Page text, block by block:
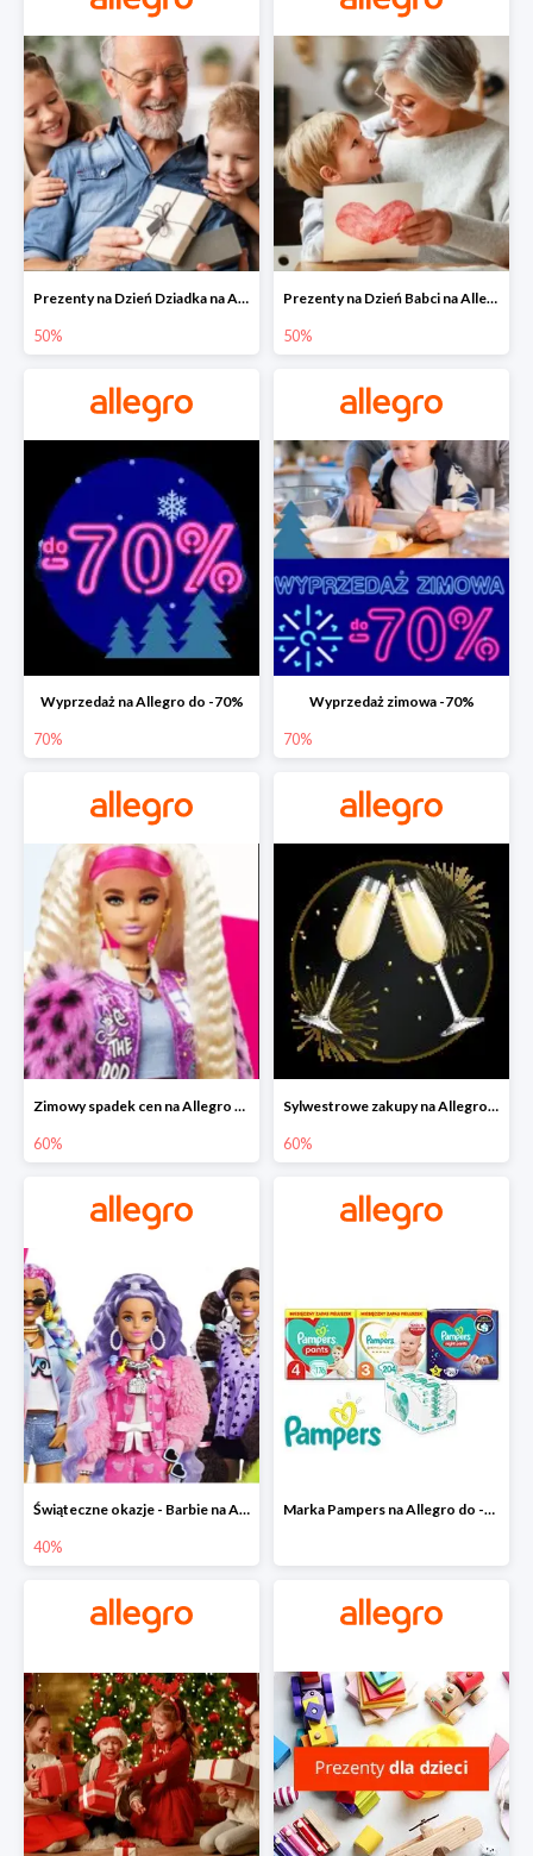
Prezenty na Dzień Dziadka na Allegro do -50%
50%
Prezenty na Dzień Babci na Allegro do -50%
50%
Wyprzedaż na Allegro do -70%
70%
Wyprzedaż zimowa -70%
70%
Zimowy spadek cen na Allegro - lalki Barbie do -60%
60%
Sylwestrowe zakupy na Allegro do -60%
60%
Świąteczne okazje - Barbie na Allegro do -40%
40%
Marka Pampers na Allegro do -35%